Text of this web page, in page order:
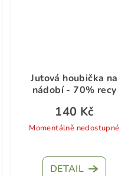
Jutová houbička na
nádobí - 70% recy
140 Kč
Momentálně nedostupné
DETAIL